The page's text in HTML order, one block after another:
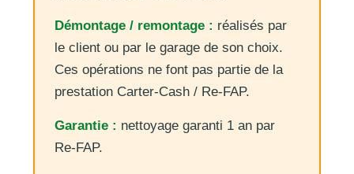
Démontage / remontage : réalisés par
le client ou par le garage de son choix.
Ces opérations ne font pas partie de la
prestation Carter-Cash / Re-FAP.
Garantie : nettoyage garanti 1 an par
Re-FAP.